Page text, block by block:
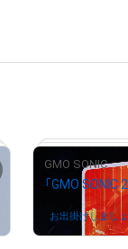
GMO SONIC
「GMO SONIC
お出掛けしましょ